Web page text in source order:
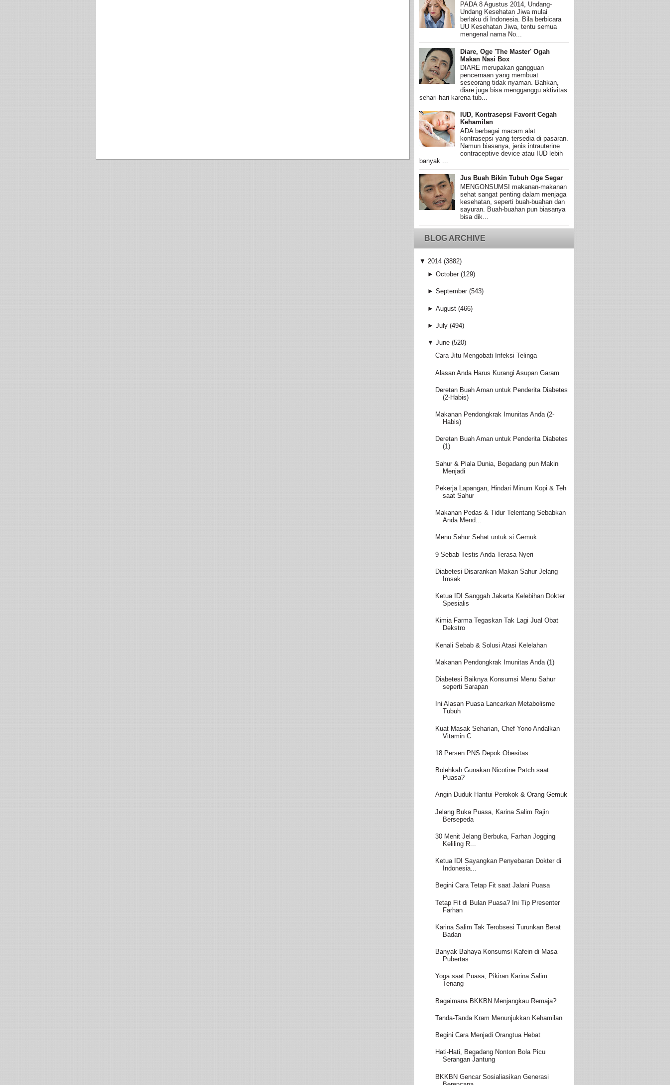
PADA 8 Agustus 2014, Undang-
Undang Kesehatan Jiwa mulai
berlaku di Indonesia. Bila berbicara
UU Kesehatan Jiwa, tentu semua
mengenal nama No...
Diare, Oge 'The Master' Ogah
Makan Nasi Box
DIARE merupakan gangguan
pencernaan yang membuat
seseorang tidak nyaman. Bahkan,
diare juga bisa mengganggu aktivitas
sehari-hari karena tub...
IUD, Kontrasepsi Favorit Cegah
Kehamilan
ADA berbagai macam alat
kontrasepsi yang tersedia di pasaran.
Namun biasanya, jenis intrauterine
contraceptive device atau IUD lebih
banyak ...
Jus Buah Bikin Tubuh Oge Segar
MENGONSUMSI makanan-makanan
sehat sangat penting dalam menjaga
kesehatan, seperti buah-buahan dan
sayuran. Buah-buahan pun biasanya
bisa dik...
BLOG ARCHIVE
▼ 2014 (3882)
► October (129)
► September (543)
► August (466)
► July (494)
▼ June (520)
Cara Jitu Mengobati Infeksi Telinga
Alasan Anda Harus Kurangi Asupan Garam
Deretan Buah Aman untuk Penderita Diabetes
(2-Habis)
Makanan Pendongkrak Imunitas Anda (2-
Habis)
Deretan Buah Aman untuk Penderita Diabetes
(1)
Sahur & Piala Dunia, Begadang pun Makin
Menjadi
Pekerja Lapangan, Hindari Minum Kopi & Teh
saat Sahur
Makanan Pedas & Tidur Telentang Sebabkan
Anda Mend...
Menu Sahur Sehat untuk si Gemuk
9 Sebab Testis Anda Terasa Nyeri
Diabetesi Disarankan Makan Sahur Jelang
Imsak
Ketua IDI Sanggah Jakarta Kelebihan Dokter
Spesialis
Kimia Farma Tegaskan Tak Lagi Jual Obat
Dekstro
Kenali Sebab & Solusi Atasi Kelelahan
Makanan Pendongkrak Imunitas Anda (1)
Diabetesi Baiknya Konsumsi Menu Sahur
seperti Sarapan
Ini Alasan Puasa Lancarkan Metabolisme
Tubuh
Kuat Masak Seharian, Chef Yono Andalkan
Vitamin C
18 Persen PNS Depok Obesitas
Bolehkah Gunakan Nicotine Patch saat
Puasa?
Angin Duduk Hantui Perokok & Orang Gemuk
Jelang Buka Puasa, Karina Salim Rajin
Bersepeda
30 Menit Jelang Berbuka, Farhan Jogging
Keliling R...
Ketua IDI Sayangkan Penyebaran Dokter di
Indonesia...
Begini Cara Tetap Fit saat Jalani Puasa
Tetap Fit di Bulan Puasa? Ini Tip Presenter
Farhan
Karina Salim Tak Terobsesi Turunkan Berat
Badan
Banyak Bahaya Konsumsi Kafein di Masa
Pubertas
Yoga saat Puasa, Pikiran Karina Salim
Tenang
Bagaimana BKKBN Menjangkau Remaja?
Tanda-Tanda Kram Menunjukkan Kehamilan
Begini Cara Menjadi Orangtua Hebat
Hati-Hati, Begadang Nonton Bola Picu
Serangan Jantung
BKKBN Gencar Sosialiasikan Generasi